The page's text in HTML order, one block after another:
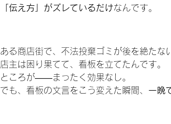
「伝え方」がズレているだけなんです。
ある商店街で、不法投棄ゴミが後を絶たな
店主は困り果てて、看板を立てたんです。
ところが——まったく効果なし。
でも、看板の文言をこう変えた瞬間、 一晩